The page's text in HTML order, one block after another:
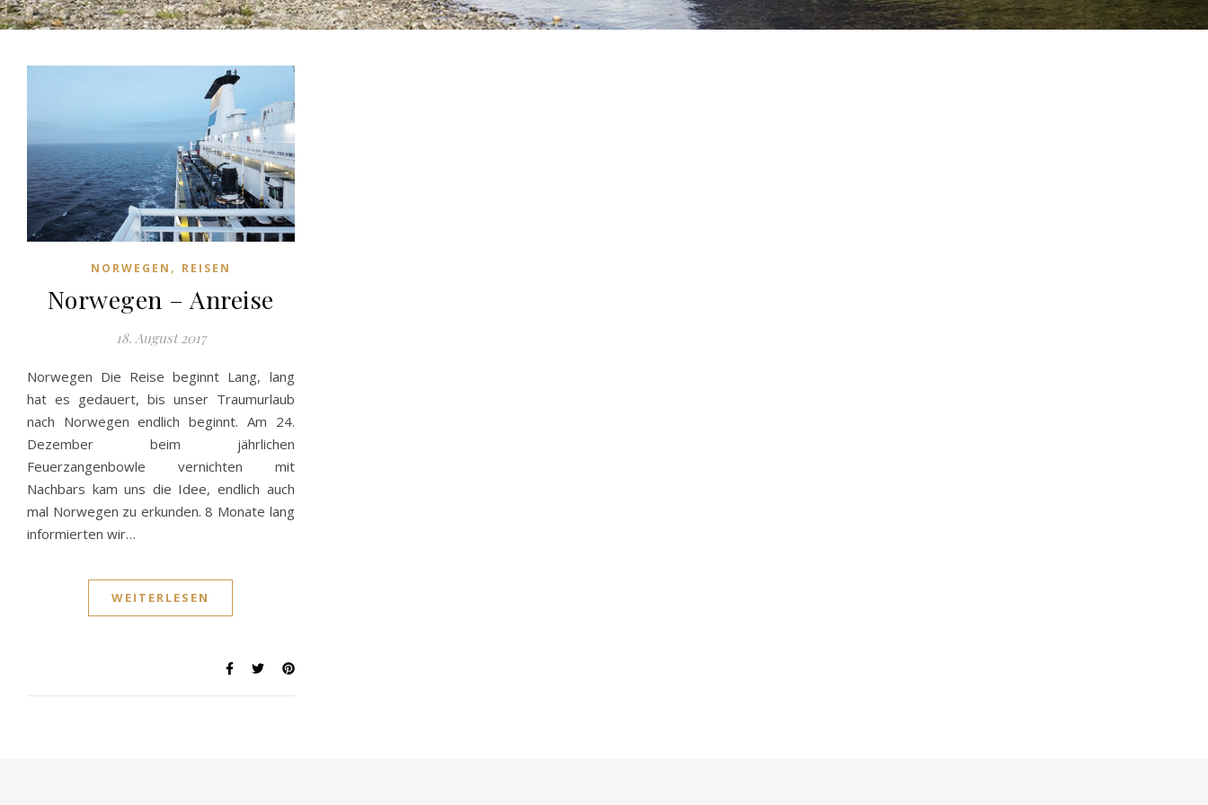
NORWEGEN , REISEN
Norwegen – Anreise
18. August 2017
Norwegen Die Reise beginnt Lang, lang
hat es gedauert, bis unser Traumurlaub
nach Norwegen endlich beginnt. Am 24.
Dezember beim jährlichen
Feuerzangenbowle vernichten mit
Nachbars kam uns die Idee, endlich auch
mal Norwegen zu erkunden. 8 Monate lang
informierten wir…
WEITERLESEN